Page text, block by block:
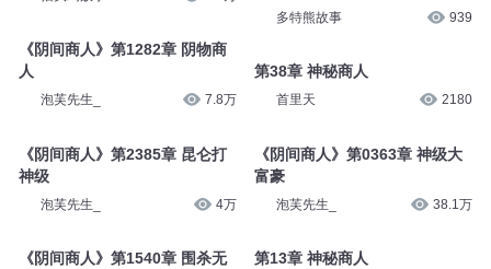
《阴间商人》第1282章 阴物商
人
泡芙先生_ 7.8万
《阴间商人》第2385章 昆仑打
神级
泡芙先生_ 4万
《阴间商人》第1540章 围杀无
多特熊故事 939
第38章 神秘商人
首里天 2180
《阴间商人》第0363章 神级大
富豪
泡芙先生_ 38.1万
第13章 神秘商人